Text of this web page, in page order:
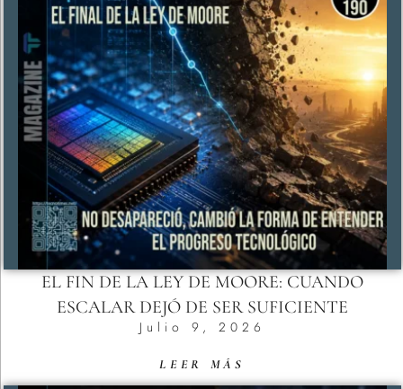
EL FIN DE LA LEY DE MOORE: CUANDO
ESCALAR DEJÓ DE SER SUFICIENTE
Julio 9, 2026
LEER MÁS